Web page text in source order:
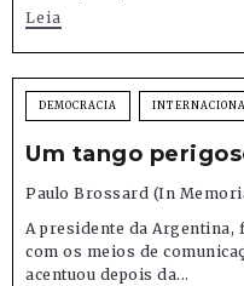
Leia
DEMOCRACIA
Um tango
Paulo Brossard (in
A presidente da Argentina,
com os meios de
acentuou depois da...